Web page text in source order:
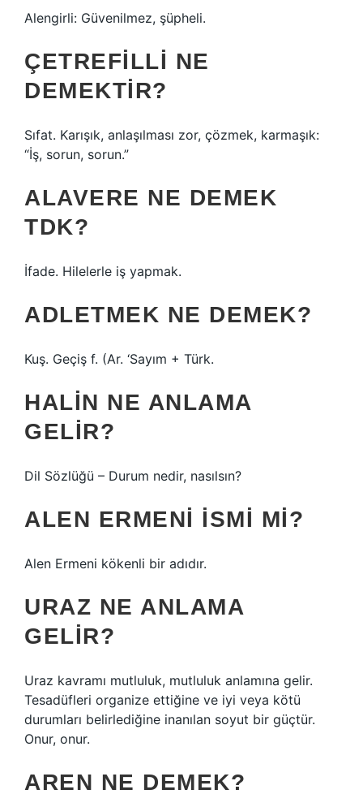
Alengirli: Güvenilmez, şüpheli.
ÇETREFILLI NE
DEMEKTIR?
Sıfat. Karışık, anlaşılması zor, çözmek, karmaşık:
“İş, sorun, sorun.”
ALAVERE NE DEMEK
TDK?
İfade. Hilelerle iş yapmak.
ADLETMEK NE DEMEK?
Kuş. Geçiş f. (Ar. ‘Sayım + Türk.
HALIN NE ANLAMA
GELIR?
Dil Sözlüğü – Durum nedir, nasılsın?
ALEN ERMENI ISMI MI?
Alen Ermeni kökenli bir adıdır.
URAZ NE ANLAMA
GELIR?
Uraz kavramı mutluluk, mutluluk anlamına gelir.
Tesadüfleri organize ettiğine ve iyi veya kötü
durumları belirlediğine inanılan soyut bir güçtür.
Onur, onur.
AREN NE DEMEK?